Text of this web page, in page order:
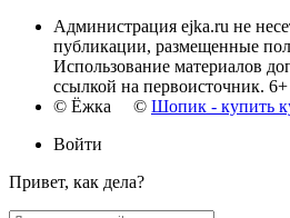
Администрация ejka.ru не
публикации, размещенные
Использование материалов
ссылкой на первоисточник. 6+
© Ёжка © Шопик - купить
Войти
Привет, как дела?